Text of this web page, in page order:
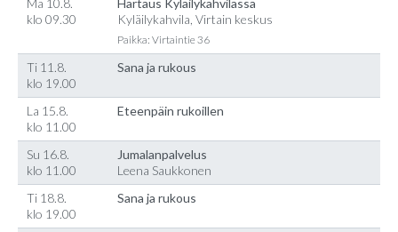
Ma 10.8.
klo 09.30
Hartaus Kyläilykahvilassa
Kyläilykahvila, Virtain keskus
Paikka: Virtaintie 36
Ti 11.8.
klo 19.00
Sana ja rukous
La 15.8.
klo 11.00
Eteenpäin rukoillen
Su 16.8.
klo 11.00
Jumalanpalvelus
Leena Saukkonen
Ti 18.8.
klo 19.00
Sana ja rukous